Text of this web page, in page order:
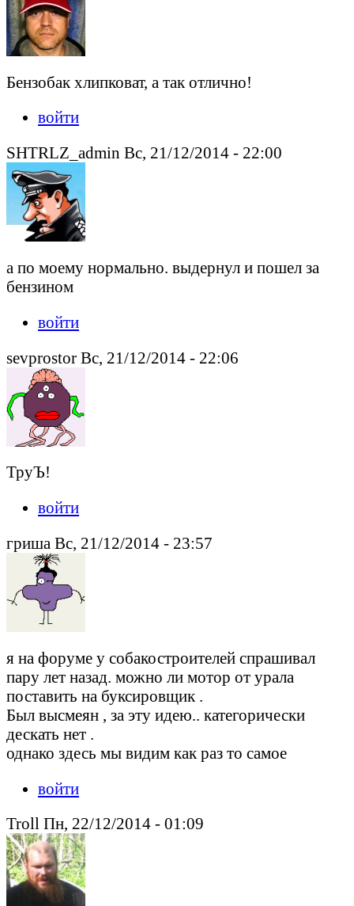
Бензобак хлипковат, а так отлично!
войти
SHTRLZ_admin Вс, 21/12/2014 - 22:00
а по моему нормально. выдернул и пошел за
бензином
войти
sevprostor Вс, 21/12/2014 - 22:06
ТруЪ!
войти
гриша Вс, 21/12/2014 - 23:57
я на форуме у собакостроителей спрашивал
пару лет назад. можно ли мотор от урала
поставить на буксировщик .
Был высмеян , за эту идею.. категорически
дескать нет .
однако здесь мы видим как раз то самое
войти
Troll Пн, 22/12/2014 - 01:09